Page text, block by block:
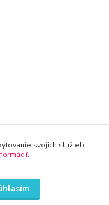
rychlo.sk
svojich služieb
.